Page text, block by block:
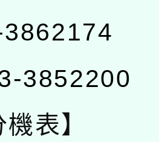
3852200
表】